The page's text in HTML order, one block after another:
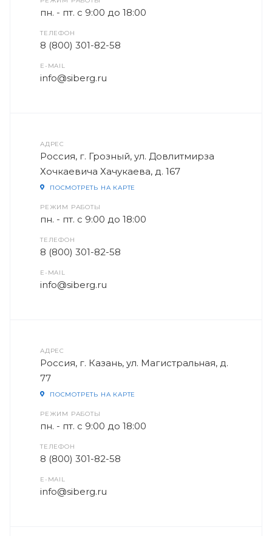
пн. - пт. с 9:00 до 18:00
ТЕЛЕФОН
8 (800) 301-82-58
E-MAIL
info@siberg.ru
АДРЕС
Россия, г. Грозный, ул. Довлитмирза
Хочкаевича Хачукаева, д. 167
ПОСМОТРЕТЬ НА КАРТЕ
РЕЖИМ РАБОТЫ
пн. - пт. с 9:00 до 18:00
ТЕЛЕФОН
8 (800) 301-82-58
E-MAIL
info@siberg.ru
АДРЕС
Россия, г. Казань, ул. Магистральная, д.
77
ПОСМОТРЕТЬ НА КАРТЕ
РЕЖИМ РАБОТЫ
пн. - пт. с 9:00 до 18:00
ТЕЛЕФОН
8 (800) 301-82-58
E-MAIL
info@siberg.ru